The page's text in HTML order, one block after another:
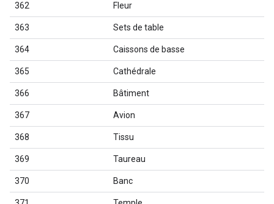
362 Fleur
363 Sets de table
364 Caissons de basse
365 Cathédrale
366 Bâtiment
367 Avion
368 Tissu
369 Taureau
370 Banc